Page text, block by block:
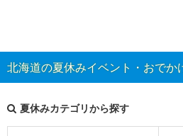
北海道の夏休みイベント・おでか
夏休みカテゴリから探す